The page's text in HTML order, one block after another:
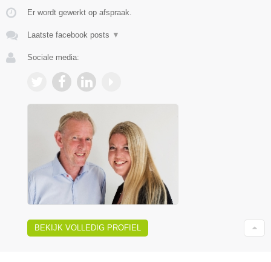
Er wordt gewerkt op afspraak.
Laatste facebook posts ▼
Sociale media:
BEKIJK VOLLEDIG PROFIEL